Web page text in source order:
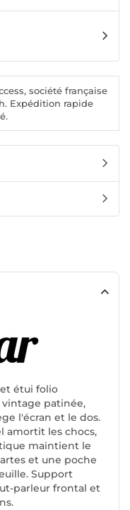
société française
Expédition rapide
étui folio
patinée,
l'écran et le dos.
amortit les chocs,
maintient le
et une poche
Support
parleur frontal et